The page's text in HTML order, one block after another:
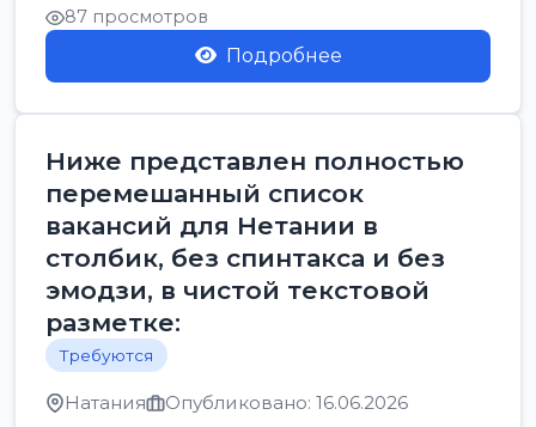
Разнорабочий на сборку м...
87 просмотров
Подробнее
Ниже представлен полностью
перемешанный список
вакансий для Нетании в
столбик, без спинтакса и без
эмодзи, в чистой текстовой
разметке:
Требуются
Натания Опубликовано: 16.06.2026